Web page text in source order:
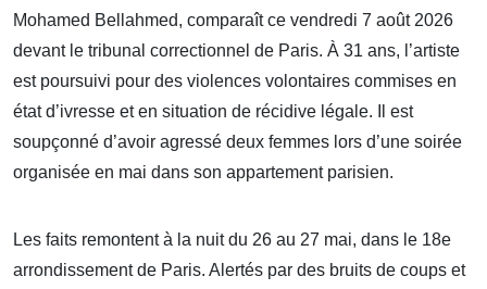
Mohamed Bellahmed, comparaît ce vendredi 7 août 2026
devant le tribunal correctionnel de Paris. À 31 ans, l’artiste
est poursuivi pour des violences volontaires commises en
état d’ivresse et en situation de récidive légale. Il est
soupçonné d’avoir agressé deux femmes lors d’une soirée
organisée en mai dans son appartement parisien.
Les faits remontent à la nuit du 26 au 27 mai, dans le 18e
arrondissement de Paris. Alertés par des bruits de coups et